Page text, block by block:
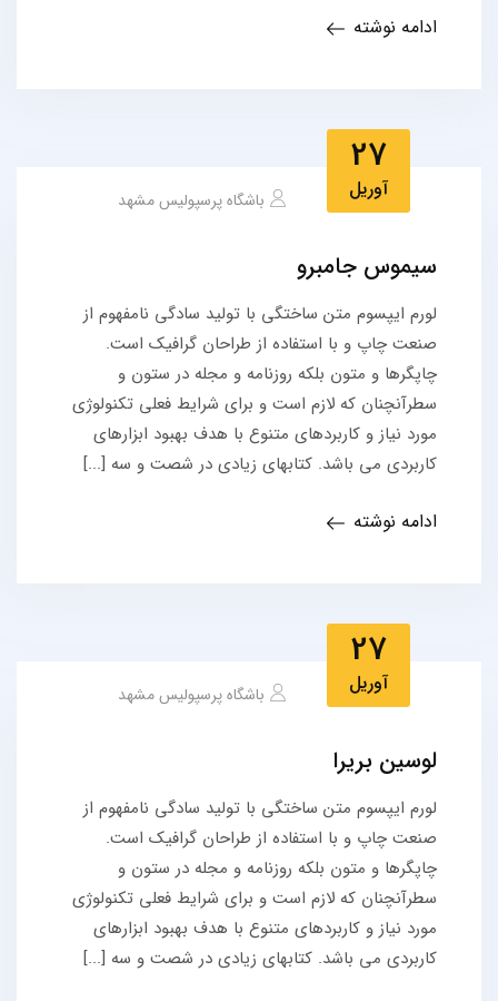
ادامه نوشته
27
آوریل باشگاه پرسپولیس مشهد
سیموس جامبرو
لورم ایپسوم متن ساختگی با تولید سادگی نامفهوم از
صنعت چاپ و با استفاده از طراحان گرافیک است.
چاپگرها و متون بلکه روزنامه و مجله در ستون و
سطرآنچنان که لازم است و برای شرایط فعلی تکنولوژی
مورد نیاز و کاربردهای متنوع با هدف بهبود ابزارهای
کاربردی می باشد. کتابهای زیادی در شصت و سه [...]
ادامه نوشته
27
آوریل باشگاه پرسپولیس مشهد
لوسین بریرا
لورم ایپسوم متن ساختگی با تولید سادگی نامفهوم از
صنعت چاپ و با استفاده از طراحان گرافیک است.
چاپگرها و متون بلکه روزنامه و مجله در ستون و
سطرآنچنان که لازم است و برای شرایط فعلی تکنولوژی
مورد نیاز و کاربردهای متنوع با هدف بهبود ابزارهای
کاربردی می باشد. کتابهای زیادی در شصت و سه [...]